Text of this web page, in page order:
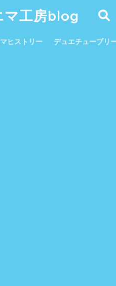
工房blog
ヒストリー デュエチューブリ